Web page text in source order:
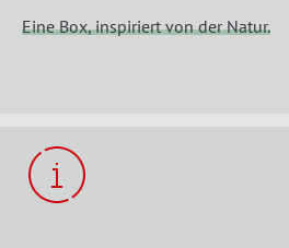
Eine Box, inspiriert von der Natur.